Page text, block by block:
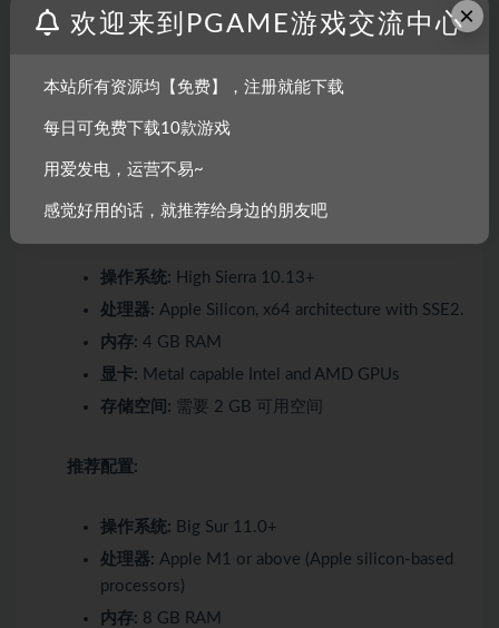
3000G
显卡:Nvidia GTX 970 4GB / AMD R9 290 4GB
DirectX 版本:11
存储空间:
最低配置:
操作系统: High Sierra 10.13+
处理器: Apple Silicon, x64 architecture with SSE2.
内存: 4 GB RAM
显卡: Metal capable Intel and AMD GPUs
存储空间: 需要 2 GB 可用空间
推荐配置:
操作系统: Big Sur 11.0+
处理器: Apple M1 or above (Apple silicon-based
processors)
内存: 8 GB RAM
×
欢迎来到PGAME游戏交流中心
本站所有资源均【免费】，注册就能下载
每日可免费下载10款游戏
用爱发电，运营不易~
感觉好用的话，就推荐给身边的朋友吧